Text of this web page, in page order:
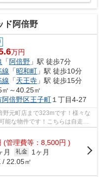
ド阿倍野
万円
「 阿倍野 」駅 徒歩7分
線 「昭和町 」駅 徒歩10分
線 「天王寺 」駅 徒歩15分
～40.25㎡
阿倍野区王子町１丁目4-27
野元町店まで323mです！様々な
能な物件です！こちらは自走式
(管理費等：8,500円 )
月 礼金
1ヶ月
/ 22.05㎡